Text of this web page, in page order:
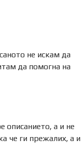
не искам да
да помогна на
описанието, а и не
че ги прежалих, а и